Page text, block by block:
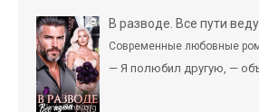
В разводе. Все пути
Современные любовные
— Я полюбил другую, —